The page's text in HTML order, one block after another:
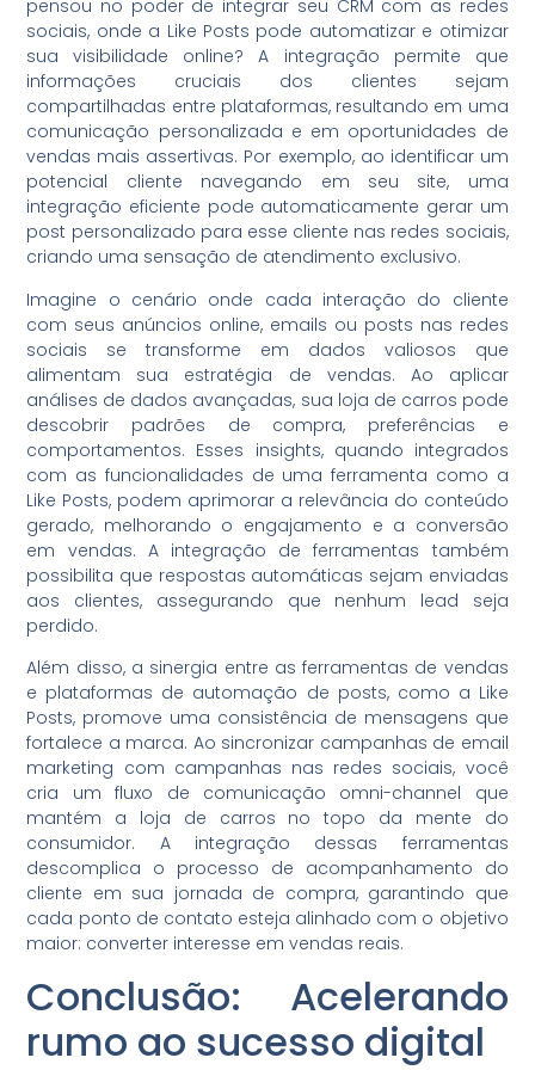
pensou no poder de integrar seu CRM com as redes
sociais, onde a Like Posts pode automatizar e otimizar
sua visibilidade online? A integração permite que
informações cruciais dos clientes sejam
compartilhadas entre plataformas, resultando em uma
comunicação personalizada e em oportunidades de
vendas mais assertivas. Por exemplo, ao identificar um
potencial cliente navegando em seu site, uma
integração eficiente pode automaticamente gerar um
post personalizado para esse cliente nas redes sociais,
criando uma sensação de atendimento exclusivo.
Imagine o cenário onde cada interação do cliente
com seus anúncios online, emails ou posts nas redes
sociais se transforme em dados valiosos que
alimentam sua estratégia de vendas. Ao aplicar
análises de dados avançadas, sua loja de carros pode
descobrir padrões de compra, preferências e
comportamentos. Esses insights, quando integrados
com as funcionalidades de uma ferramenta como a
Like Posts, podem aprimorar a relevância do conteúdo
gerado, melhorando o engajamento e a conversão
em vendas. A integração de ferramentas também
possibilita que respostas automáticas sejam enviadas
aos clientes, assegurando que nenhum lead seja
perdido.
Além disso, a sinergia entre as ferramentas de vendas
e plataformas de automação de posts, como a Like
Posts, promove uma consistência de mensagens que
fortalece a marca. Ao sincronizar campanhas de email
marketing com campanhas nas redes sociais, você
cria um fluxo de comunicação omni-channel que
mantém a loja de carros no topo da mente do
consumidor. A integração dessas ferramentas
descomplica o processo de acompanhamento do
cliente em sua jornada de compra, garantindo que
cada ponto de contato esteja alinhado com o objetivo
maior: converter interesse em vendas reais.
Conclusão: Acelerando
rumo ao sucesso digital